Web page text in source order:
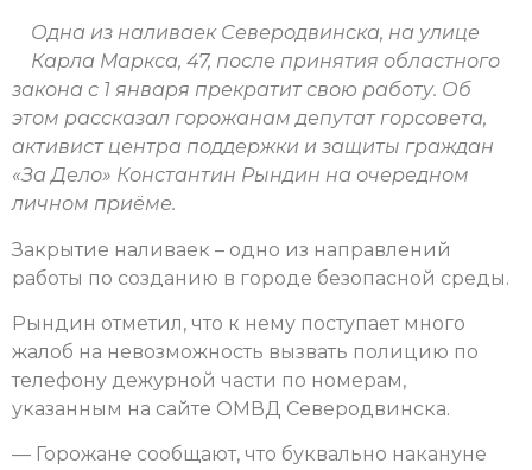
Одна из наливаек Северодвинска, на улице
Карла Маркса, 47, после принятия областного
закона с 1 января прекратит свою работу. Об
этом рассказал горожанам депутат горсовета,
активист центра поддержки и защиты граждан
«За Дело» Константин Рындин на очередном
личном приёме.
Закрытие наливаек – одно из направлений
работы по созданию в городе безопасной среды.
Рындин отметил, что к нему поступает много
жалоб на невозможность вызвать полицию по
телефону дежурной части по номерам,
указанным на сайте ОМВД Северодвинска.
— Горожане сообщают, что буквально накануне